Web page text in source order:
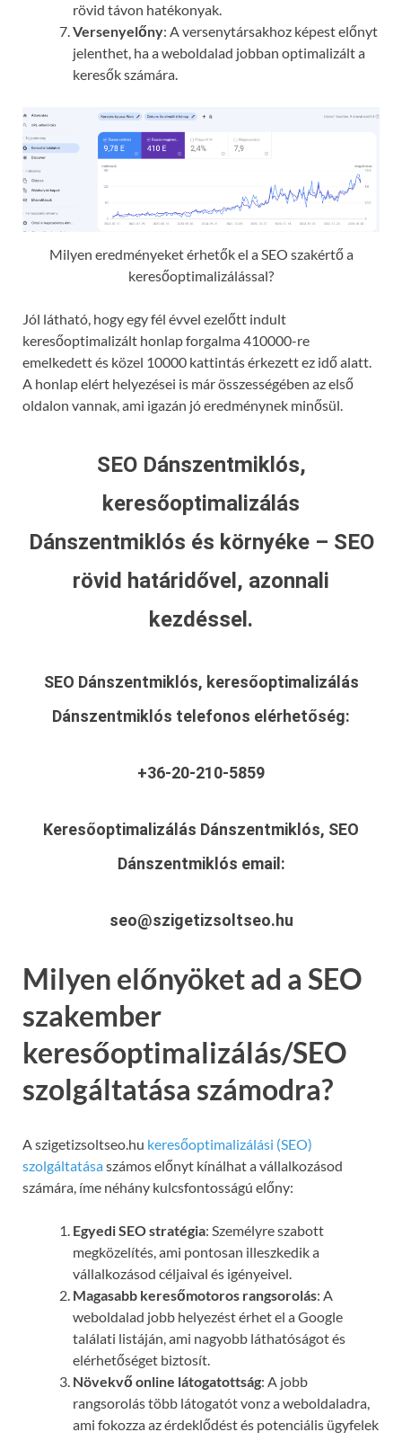
rövid távon hatékonyak.
Versenyelőny: A versenytársakhoz képest előnyt
jelenthet, ha a weboldalad jobban optimalizált a
keresők számára.
Milyen eredményeket érhetők el a SEO szakértő a
keresőoptimalizálással?
Jól látható, hogy egy fél évvel ezelőtt indult
keresőoptimalizált honlap forgalma 410000-re
emelkedett és közel 10000 kattintás érkezett ez idő alatt.
A honlap elért helyezései is már összességében az első
oldalon vannak, ami igazán jó eredménynek minősül.
SEO Dánszentmiklós,
keresőoptimalizálás
Dánszentmiklós és környéke – SEO
rövid határidővel, azonnali
kezdéssel.
SEO Dánszentmiklós, keresőoptimalizálás
Dánszentmiklós telefonos elérhetőség:
+36-20-210-5859
Keresőoptimalizálás Dánszentmiklós, SEO
Dánszentmiklós email:
seo@szigetizsoltseo.hu
Milyen előnyöket ad a SEO
szakember
keresőoptimalizálás/SEO
szolgáltatása számodra?
A szigetizsoltseo.hu keresőoptimalizálási (SEO)
szolgáltatásaszámos előnyt kínálhat a vállalkozásod
számára, íme néhány kulcsfontosságú előny:
Egyedi SEO stratégia: Személyre szabott
megközelítés, ami pontosan illeszkedik a
vállalkozásod céljaival és igényeivel.
Magasabb keresőmotoros rangsorolás: A
weboldalad jobb helyezést érhet el a Google
találati listáján, ami nagyobb láthatóságot és
elérhetőséget biztosít.
Növekvő online látogatottság: A jobb
rangsorolás több látogatót vonz a weboldaladra,
ami fokozza az érdeklődést és potenciális ügyfelek